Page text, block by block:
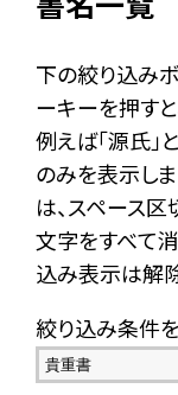
下の絞り込み
ーキーを押す
例えば「源氏」
のみを表示し
は、スペース区
文字をすべて
込み表示は解
絞り込み条件